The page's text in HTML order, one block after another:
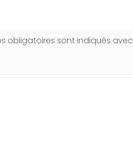
obligatoires sont indiqués avec